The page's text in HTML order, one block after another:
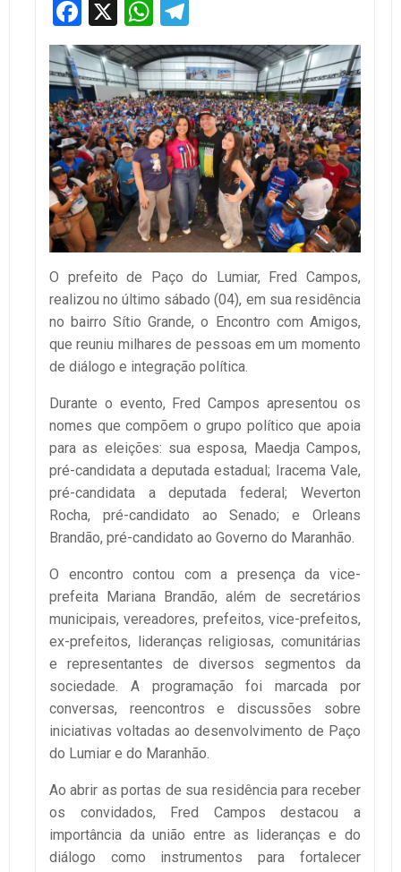
Facebook
X WhatsApp
O prefeito de Paço do Lumiar, Fred Campos,
realizou no último sábado (04), em sua residência
no bairro Sítio Grande, o Encontro com Amigos,
que reuniu milhares de pessoas em um momento
de diálogo e integração política.
Durante o evento, Fred Campos apresentou os
nomes que compõem o grupo político que apoia
para as eleições: sua esposa, Maedja Campos,
pré-candidata a deputada estadual; Iracema Vale,
pré-candidata a deputada federal; Weverton
Rocha, pré-candidato ao Senado; e Orleans
Brandão, pré-candidato ao Governo do Maranhão.
O encontro contou com a presença da vice-
prefeita Mariana Brandão, além de secretários
municipais, vereadores, prefeitos, vice-prefeitos,
ex-prefeitos, lideranças religiosas, comunitárias
e representantes de diversos segmentos da
sociedade. A programação foi marcada por
conversas, reencontros e discussões sobre
iniciativas voltadas ao desenvolvimento de Paço
do Lumiar e do Maranhão.
Ao abrir as portas de sua residência para receber
os convidados, Fred Campos destacou a
importância da união entre as lideranças e do
diálogo como instrumentos para fortalecer